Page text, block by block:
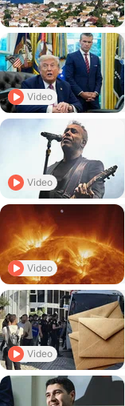
Video
Video
Video
Video